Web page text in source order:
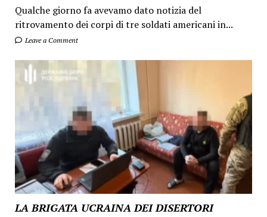
Qualche giorno fa avevamo dato notizia del
ritrovamento dei corpi di tre soldati americani in...
Leave a Comment
LA BRIGATA UCRAINA DEI DISERTORI